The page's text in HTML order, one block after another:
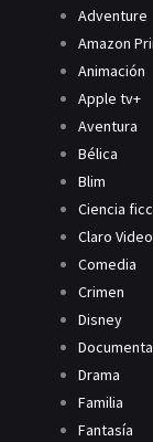
Adventure
Amazon
Animación
Apple tv+
Aventura
Bélica
Blim
Ciencia
Claro Video
Comedia
Crimen
Disney
Drama
Familia
Fantasía